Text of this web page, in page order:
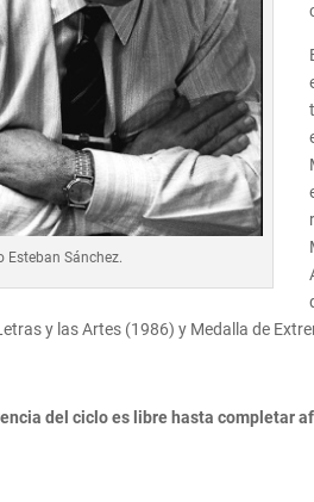
Esteban Sánchez.
y las Artes (1986) y Medalla de
del ciclo es libre hasta completar